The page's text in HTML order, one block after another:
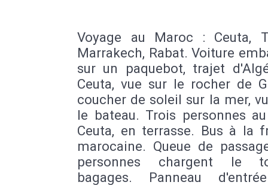
Voyage au Maroc : Ceuta,
Marrakech, Rabat. Voiture
sur un paquebot, trajet
Ceuta, vue sur le rocher de
coucher de soleil sur la mer,
le bateau. Trois personnes
Ceuta, en terrasse. Bus à la
marocaine. Queue de
personnes chargent le
bagages. Panneau